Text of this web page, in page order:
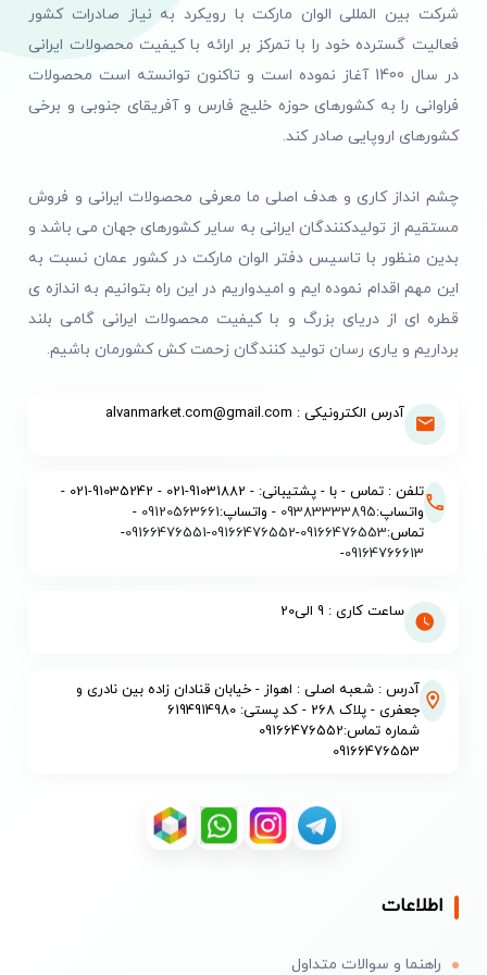
شرکت بین المللی الوان مارکت با رویکرد به نیاز صادرات کشور
فعالیت گسترده خود را با تمرکز بر ارائه با کیفیت محصولات ایرانی
در سال 1400 آغاز نموده است و تاکنون توانسته است محصولات
فراوانی را به کشورهای حوزه خلیج فارس و آفریقای جنوبی و برخی
کشورهای اروپایی صادر کند.
چشم انداز کاری و هدف اصلی ما معرفی محصولات ایرانی و فروش
مستقیم از تولیدکنندگان ایرانی به سایر کشورهای جهان می باشد و
بدین منظور با تاسیس دفتر الوان مارکت در کشور عمان نسبت به
این مهم اقدام نموده ایم و امیدواریم در این راه بتوانیم به اندازه ی
قطره ای از دریای بزرگ و با کیفیت محصولات ایرانی گامی بلند
برداریم و یاری رسان تولید کنندگان زحمت کش کشورمان باشیم.
آدرس الکترونیکی : alvanmarket.com@gmail.com
تلفن : تماس - با - پشتیبانی: - 91031882-021 - 91035242-021 -
واتساپ:09383333895 - واتساپ:09120563661
-
تماس:09166476553
-
09166476552
-
09166476551
-
09164766613
-
ساعت کاری : 9 الی20
آدرس : شعبه اصلی : اهواز - خیابان قنادان زاده بین نادری و
جعفری - پلاک 268 - کد پستی: 6194914980
شماره تماس:09166476552
09166476553
اطلاعات
راهنما و سوالات متداول